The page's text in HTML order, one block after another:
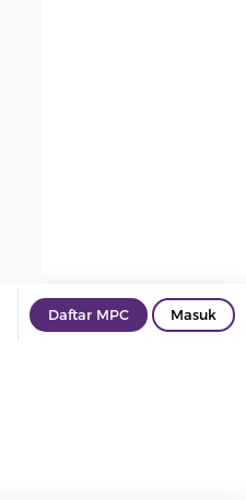
Daftar MPC Masuk